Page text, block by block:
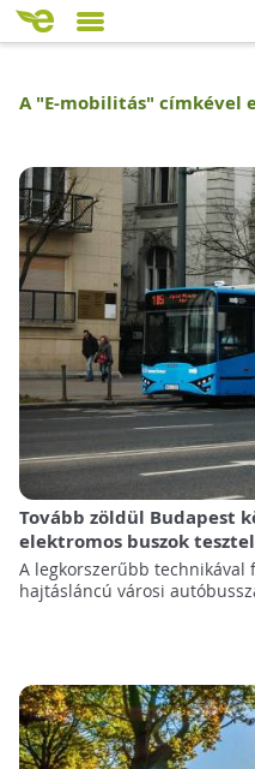
A "E-mobilitás" címkével
Tovább zöldül Budapest
elektromos buszok
A legkorszerűbb technikával
hajtásláncú városi